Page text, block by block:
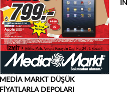
MEDİA MARKT DÜŞÜK
FİYATLARLA DEPOLARI